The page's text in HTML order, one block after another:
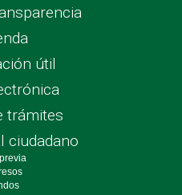
útil
trámites
ciudadano